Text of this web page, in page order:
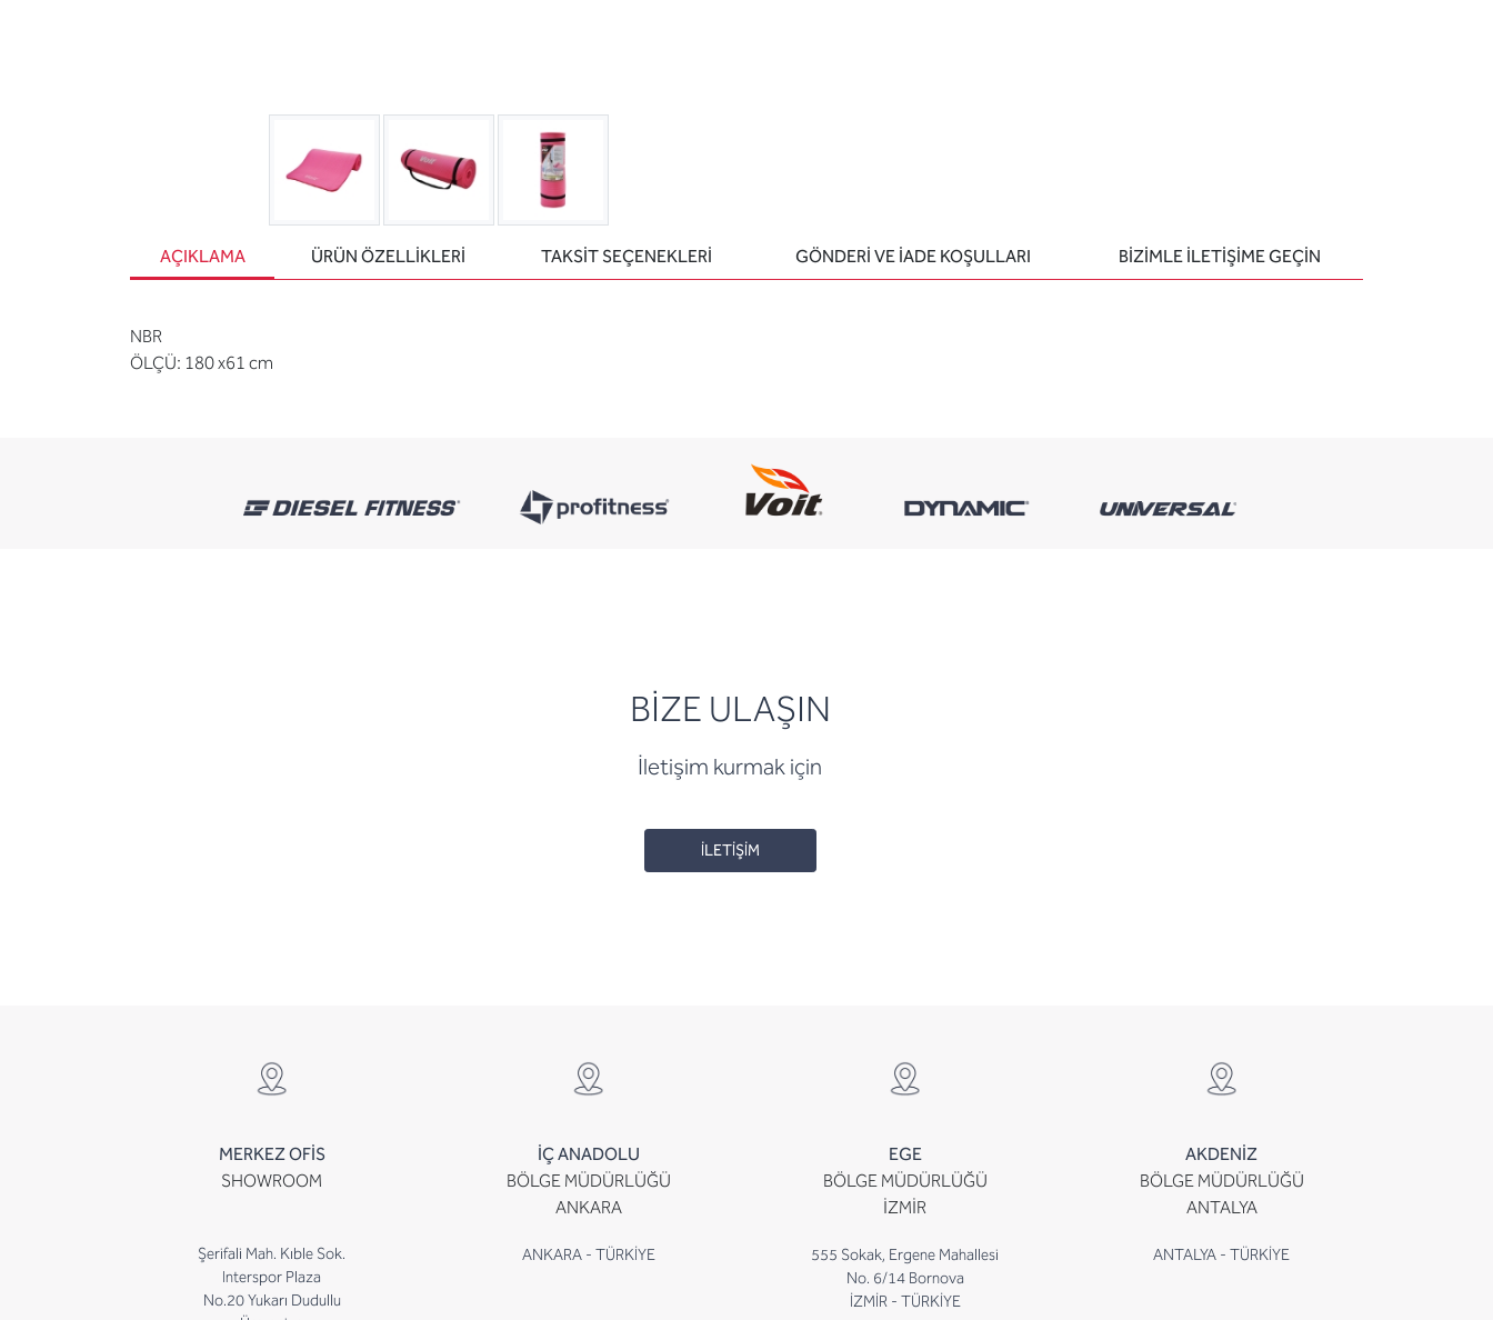
AÇIKLAMA ÜRÜN ÖZELLIKLERI TAKSİT SEÇENEKLERİ GÖNDERİ VE İADE KOŞULLARI BIZIMLE ILETIŞIME GEÇIN
NBR
ÖLÇÜ: 180 x61 cm
BİZE ULAŞIN
İletişim kurmak için
İLETİŞİM
MERKEZ OFİS
SHOWROOM
Şerifali Mah. Kıble Sok.
Interspor Plaza
No.20 Yukarı Dudullu
İÇ ANADOLU
BÖLGE MÜDÜRLÜĞÜ
ANKARA
ANKARA - TÜRKİYE
EGE
BÖLGE MÜDÜRLÜĞÜ
İZMİR
555 Sokak, Ergene Mahallesi
No. 6/14 Bornova
İZMİR - TÜRKİYE
AKDENİZ
BÖLGE MÜDÜRLÜĞÜ
ANTALYA
ANTALYA - TÜRKİYE